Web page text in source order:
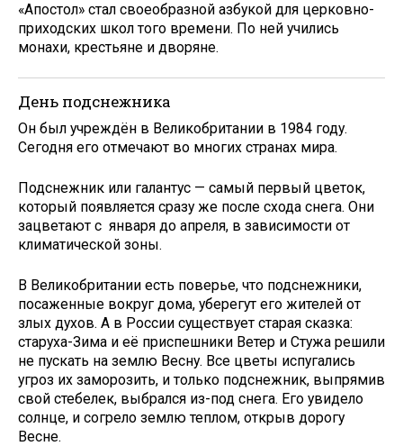
«Апостол» стал своеобразной азбукой для церковно-
приходских школ того времени. По ней учились
монахи, крестьяне и дворяне.
День подснежника
Он был учреждён в Великобритании в 1984 году.
Сегодня его отмечают во многих странах мира.
Подснежник или галантус — самый первый цветок,
который появляется сразу же после схода снега. Они
зацветают с января до апреля, в зависимости от
климатической зоны.
В Великобритании есть поверье, что подснежники,
посаженные вокруг дома, уберегут его жителей от
злых духов. А в России существует старая сказка:
старуха-Зима и её приспешники Ветер и Стужа решили
не пускать на землю Весну. Все цветы испугались
угроз их заморозить, и только подснежник, выпрямив
свой стебелек, выбрался из-под снега. Его увидело
солнце, и согрело землю теплом, открыв дорогу
Весне.